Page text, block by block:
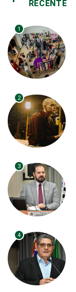
RECENTE
1
2
3
4